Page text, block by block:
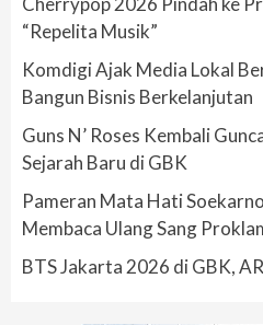
“Repelita Musik”
Komdigi Ajak Media Lokal
Bangun Bisnis Berkelanjutan
Guns N’ Roses Kembali
Sejarah Baru di GBK
Pameran Mata Hati
Membaca Ulang Sang
BTS Jakarta 2026 di GBK,